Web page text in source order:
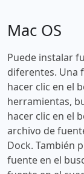
Mac OS
Puede instalar
diferentes. Una
hacer clic en el
herramientas,
hacer clic en el
archivo de
Dock. También
fuente en el